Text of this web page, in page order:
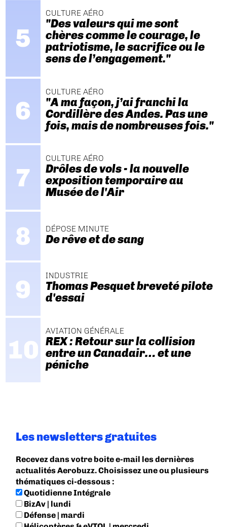
CULTURE AÉRO
"Des valeurs qui me sont
chères comme le courage, le
patriotisme, le sacrifice ou le
sens de l’engagement."
CULTURE AÉRO
"A ma façon, j’ai franchi la
Cordillère des Andes. Pas une
fois, mais de nombreuses fois."
CULTURE AÉRO
Drôles de vols - la nouvelle
exposition temporaire au
Musée de l'Air
DÉPOSE MINUTE
De rêve et de sang
INDUSTRIE
Thomas Pesquet breveté pilote
d'essai
AVIATION GÉNÉRALE
REX : Retour sur la collision
entre un Canadair… et une
péniche
Les newsletters gratuites
Recevez dans votre boite e-mail les dernières
actualités Aerobuzz. Choisissez une ou plusieurs
thématiques ci-dessous :
Quotidienne Intégrale
BizAv | lundi
Défense | mardi